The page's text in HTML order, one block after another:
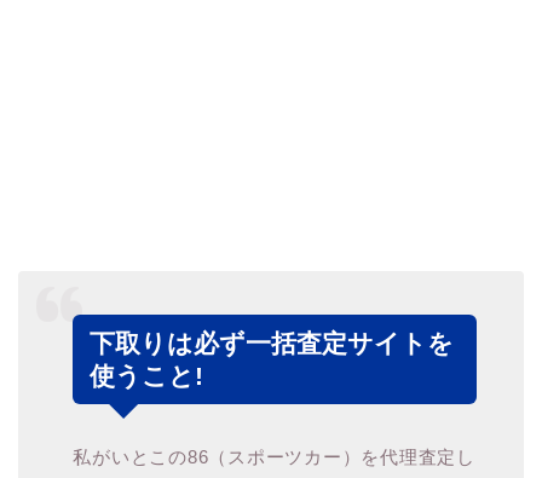
下取りは必ず一括査定サイトを
使うこと!
私がいとこの86（スポーツカー）を代理査定し